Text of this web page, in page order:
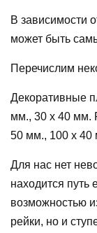
В зависимости
может быть
Перечислим
Декоративные
мм., 30 х 40 мм.
50 мм., 100 х 40
Для нас нет
находится
возможностью
рейки, но и